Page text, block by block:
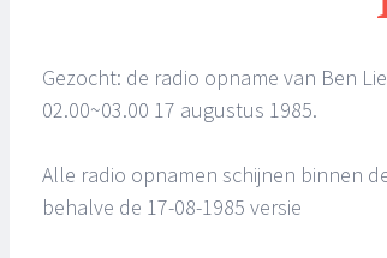
Gezocht: de radio opname van Ben
02.00~03.00 17 augustus 1985.
Alle radio opnamen schijnen binnen
behalve de 17-08-1985 versie